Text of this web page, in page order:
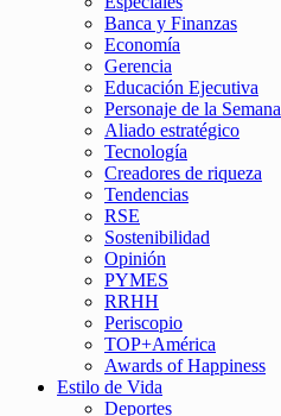
Banca y Finanzas
Economía
Gerencia
Educación Ejecutiva
Personaje de la Semana
Aliado estratégico
Tecnología
Creadores de riqueza
Tendencias
RSE
Sostenibilidad
Opinión
PYMES
RRHH
Periscopio
TOP+América
Awards of Happiness
Estilo de Vida
Deportes